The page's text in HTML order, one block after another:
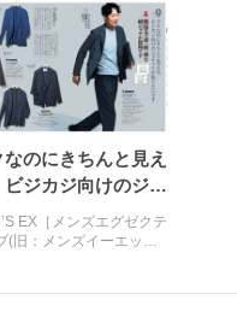
のプライバシーポリシ
表する利用目的達成の
ついては保有個人デ
的であり、下記4.の
ー（提携企業）様又は
きますようお願い致し
管理し､あらかじめ
なのにきちんと見え
ビジカジ向けのジャ
ケット
EX［メンズエグゼクテ
(旧：メンズイーエック